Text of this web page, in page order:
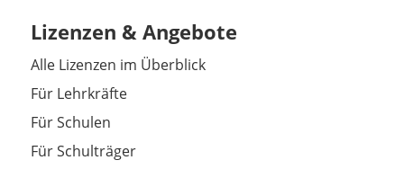
Lizenzen & Angebote
Alle Lizenzen im Überblick
Für Lehrkräfte
Für Schulen
Für Schulträger